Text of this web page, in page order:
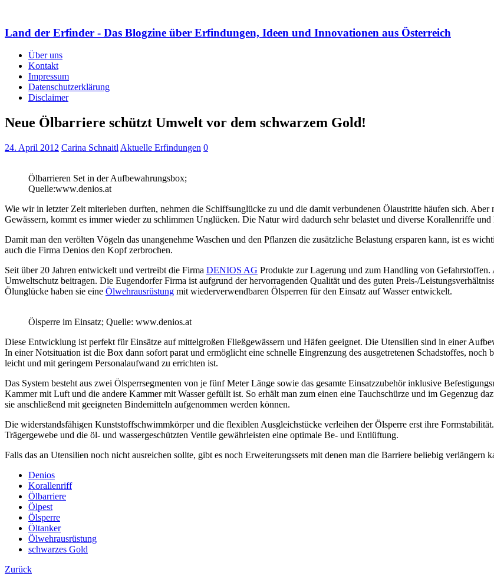
Land der Erfinder - Das Blogzine über Erfindungen, Ideen und Innovationen aus Österreich
Über uns
Kontakt
Impressum
Datenschutzerklärung
Disclaimer
Neue Ölbarriere schützt Umwelt vor dem schwarzem Gold!
24. April 2012 Carina Schnaitl Aktuelle Erfindungen 0
Ölbarrieren Set in der Aufbewahrungsbox;
Quelle:www.denios.at
Wie wir in letzter Zeit miterleben durften, nehmen die Schiffsunglücke zu und die damit verbundenen Ölaustritte häufen sich.
Gewässern, kommt es immer wieder zu schlimmen Unglücken. Die Natur wird dadurch sehr belastet und diverse Korallenriffe
Damit man den verölten Vögeln das unangenehme Waschen und den Pflanzen die zusätzliche Belastung ersparen kann, ist es
auch die Firma Denios den Kopf zerbrochen.
Seit über 20 Jahren entwickelt und vertreibt die Firma DENIOS AG Produkte zur Lagerung und zum Handling von
Umweltschutz beitragen. Die Eugendorfer Firma ist aufgrund der hervorragenden Qualität und des guten Preis-/
Ölunglücke haben sie eine Ölwehrausrüstung mit wiederverwendbaren Ölsperren für den Einsatz auf Wasser entwickelt.
Ölsperre im Einsatz; Quelle: www.denios.at
Diese Entwicklung ist perfekt für Einsätze auf mittelgroßen Fließgewässern und Häfen geeignet. Die Utensilien sind in einer
In einer Notsituation ist die Box dann sofort parat und ermöglicht eine schnelle Eingrenzung des ausgetretenen Schadstoffes,
leicht und mit geringem Personalaufwand zu errichten ist.
Das System besteht aus zwei Ölsperrsegmenten von je fünf Meter Länge sowie das gesamte Einsatzzubehör inklusive
Kammer mit Luft und die andere Kammer mit Wasser gefüllt ist. So erhält man zum einen eine Tauchschürze und im Gegenzug
sie anschließend mit geeigneten Bindemitteln aufgenommen werden können.
Die widerstandsfähigen Kunststoffschwimmkörper und die flexiblen Ausgleichstücke verleihen der Ölsperre erst ihre
Trägergewebe und die öl- und wassergeschützten Ventile gewährleisten eine optimale Be- und Entlüftung.
Falls das an Utensilien noch nicht ausreichen sollte, gibt es noch Erweiterungssets mit denen man die Barriere beliebig verlängern
Denios
Korallenriff
Ölbarriere
Ölpest
Ölsperre
Öltanker
Ölwehrausrüstung
schwarzes Gold
Zurück